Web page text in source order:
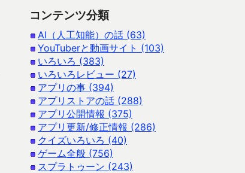
コンテンツ分類
AI（人工知能）の話 (63)
YouTuberと動画サイト (103)
いろいろ (383)
いろいろレビュー (27)
アプリの事 (394)
アプリストアの話 (288)
アプリ公開情報 (375)
アプリ更新/修正情報 (286)
クイズいろいろ (40)
ゲーム全般 (756)
スプラトゥーン (243)